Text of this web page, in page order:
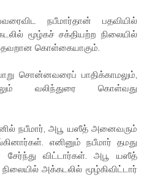
நபீமார்தான் பதவியில்
மூழ்கச் சக்தியற்ற நிலையில்
தவறான கொள்கையாகும்.
சொன்னவரைப் பாதிக்காமலும்,
வலிந்துரை கொள்வது
நபீமார், அபூ யஸீத் அனைவரும்
எனினும் நபீமார் தமது
விட்டார்கள். அபூ யஸீத்
அக்கடலில் மூழ்கிவிட்டார்